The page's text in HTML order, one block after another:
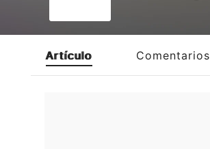
Artículo Comentarios